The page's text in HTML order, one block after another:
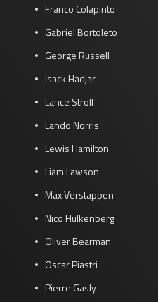
Franco Colapinto
Gabriel Bortoleto
George Russell
Isack Hadjar
Lance Stroll
Lando Norris
Lewis Hamilton
Liam Lawson
Max Verstappen
Nico Hülkenberg
Oliver Bearman
Oscar Piastri
Pierre Gasly